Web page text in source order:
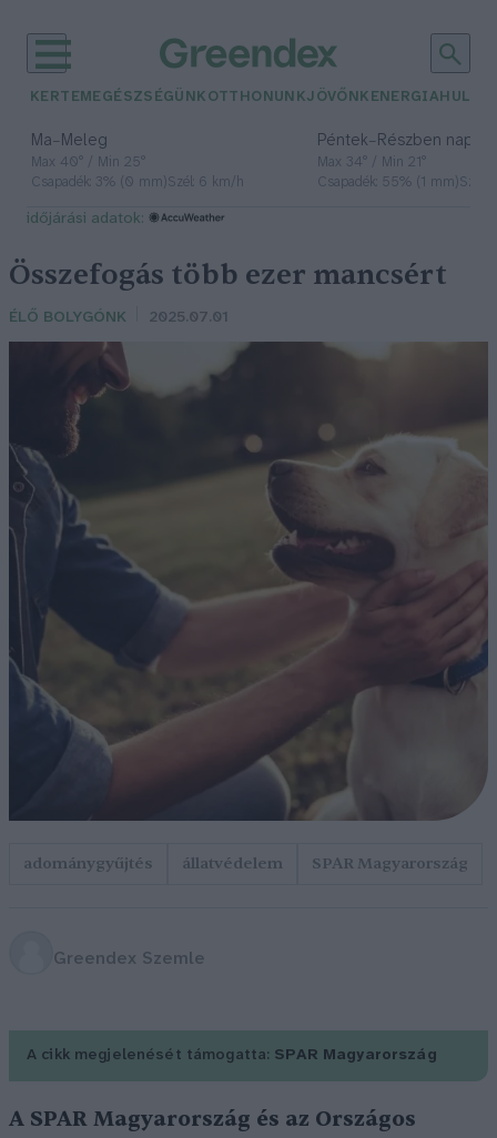
KERTEM EGÉSZSÉGÜNK OTTHONUNKJÖVŐNK ENERGIA
Ma– Meleg
Max 40° / Min 25°
Csapadék: 3% (0 mm)Szél: 6 km/h
Péntek– Részben
Max 34° / Min 21°
Csapadék: 55% (1 mm)Szél:
időjárási adatok:
Összefogás több ezer mancsért
ÉLŐ BOLYGÓNK 2025.07.01
adománygyűjtés állatvédelem SPAR Magyarország
Greendex Szemle
A cikk megjelenését támogatta: SPAR Magyarország
A SPAR Magyarország és az Országos